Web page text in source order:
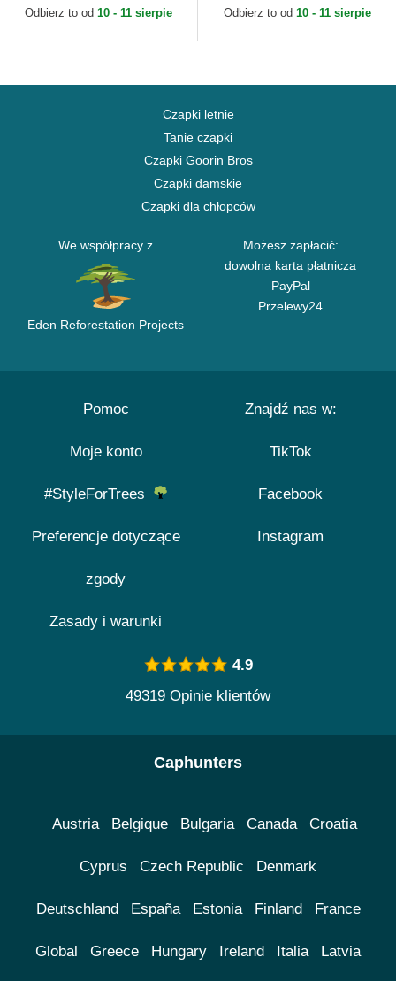
Athletics MLB New Era
Odbierz to od 10 - 11 sierpie
Dodgers MLB New Era
Odbierz to od 10 - 11 sierpie
Czapki letnie
Tanie czapki
Czapki Goorin Bros
Czapki damskie
Czapki dla chłopców
We współpracy z
Eden Reforestation Projects
Możesz zapłacić:
dowolna karta płatnicza
PayPal
Przelewy24
Pomoc
Moje konto
#StyleForTrees
Preferencje dotyczące
zgody
Zasady i warunki
Znajdź nas w:
TikTok
Facebook
Instagram
4.9
49319 Opinie klientów
Caphunters
Austria Belgique Bulgaria Canada Croatia
Cyprus Czech Republic Denmark
Deutschland España Estonia Finland France
Global Greece Hungary Ireland Italia Latvia